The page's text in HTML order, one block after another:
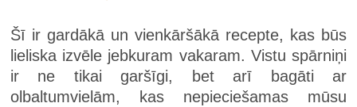
Šī ir gardākā un vienkāršākā recepte, kas būs
lieliska izvēle jebkuram vakaram. Vistu spārniņi
ir ne tikai garšīgi, bet arī bagāti ar
olbaltumvielām, kas nepieciešamas mūsu